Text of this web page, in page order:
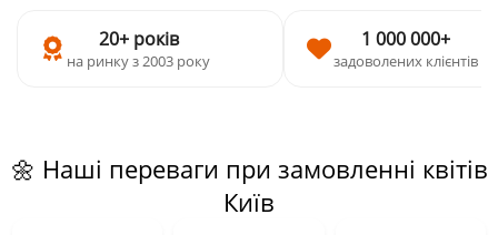
20+ років
на ринку з 2003 року
1 000 000+
задоволених клієнтів
🌼 Наші переваги при замовленні квітів
Київ